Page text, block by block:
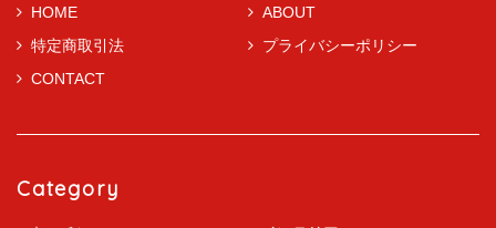
HOME
ABOUT
特定商取引法
プライバシーポリシー
CONTACT
Category